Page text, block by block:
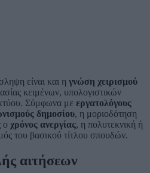
είναι και η γνώση χειρισμού
κειμένων, υπολογιστικών
Σύμφωνα με εργατολόγους
δημοσίου, η μοριοδότηση
ο χρόνος ανεργίας, η πολυτεκνική ή
του βασικού τίτλου σπουδών.
αιτήσεων